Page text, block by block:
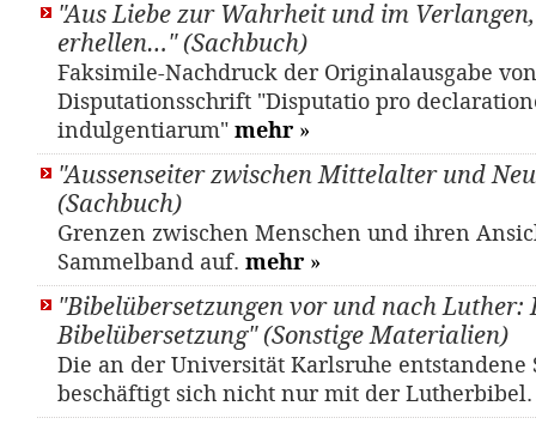
"Aus Liebe zur Wahrheit und im
erhellen…" (Sachbuch)
Faksimile-Nachdruck der Originalausgabe
Disputationsschrift "Disputatio pro
indulgentiarum" mehr »
"Aussenseiter zwischen Mittelalter und
(Sachbuch)
Grenzen zwischen Menschen und ihren
Sammelband auf. mehr »
"Bibelübersetzungen vor und nach Luther:
Bibelübersetzung" (Sonstige Materialien)
Die an der Universität Karlsruhe entstandene
beschäftigt sich nicht nur mit der